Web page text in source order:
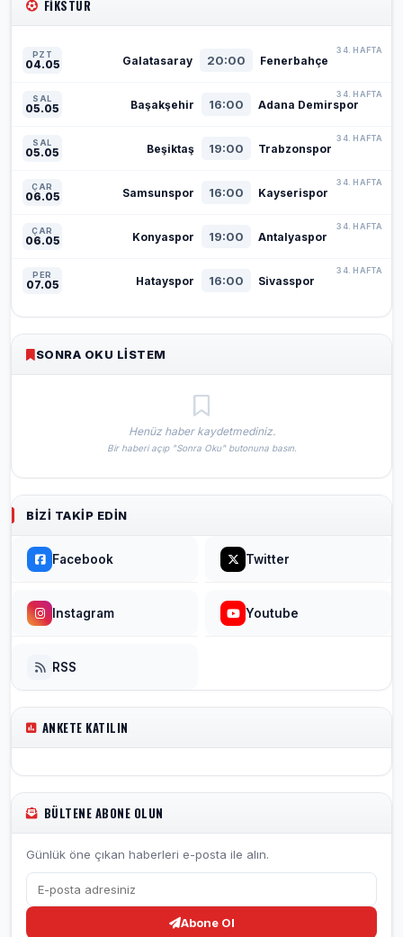
FIKSTÜR
PZT
04.05 Galatasaray 20:00 Fenerbahçe
34. HAFTA
SAL
05.05 Başakşehir 16:00 Adana Demirspor
34. HAFTA
SAL
05.05 Beşiktaş 19:00 Trabzonspor
34. HAFTA
ÇAR
06.05 Samsunspor 16:00 Kayserispor
34. HAFTA
ÇAR
06.05 Konyaspor 19:00 Antalyaspor
34. HAFTA
PER
07.05 Hatayspor 16:00 Sivasspor
34. HAFTA
SONRA OKU LISTEM
Henüz haber kaydetmediniz.
Bir haberi açıp "Sonra Oku" butonuna basın.
BIZI TAKIP EDIN
Facebook Twitter
Instagram Youtube
RSS
ANKETE KATILIN
BÜLTENE ABONE OLUN
Günlük öne çıkan haberleri e-posta ile alın.
Abone Ol